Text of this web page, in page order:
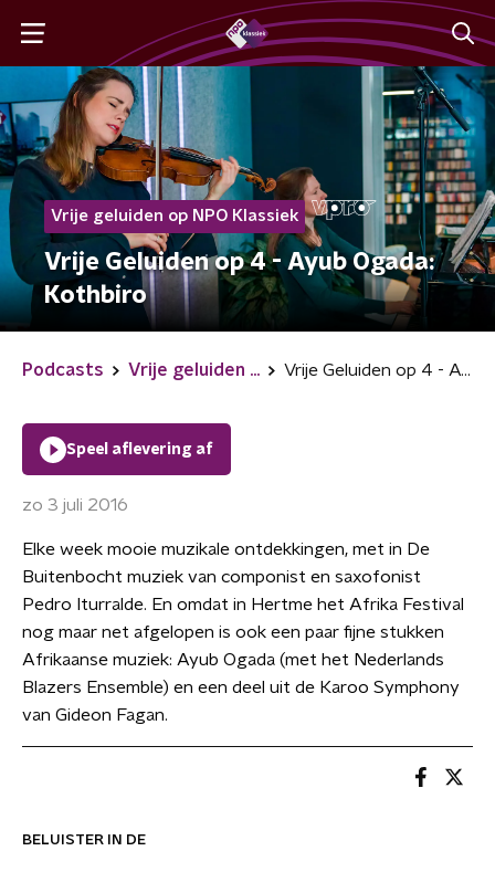
Vrije geluiden op NPO Klassiek
Vrije Geluiden op 4 - Ayub Ogada:
Kothbiro
Podcasts Vrije geluiden ... Vrije Geluiden op 4 - Ayub Ogada: Kothbiro
BELUISTER IN DE
Speel aflevering af
zo 3 juli 2016
Elke week mooie muzikale ontdekkingen, met in De
Buitenbocht muziek van componist en saxofonist
Pedro Iturralde. En omdat in Hertme het Afrika Festival
nog maar net afgelopen is ook een paar fijne stukken
Afrikaanse muziek: Ayub Ogada (met het Nederlands
Blazers Ensemble) en een deel uit de Karoo Symphony
van Gideon Fagan.